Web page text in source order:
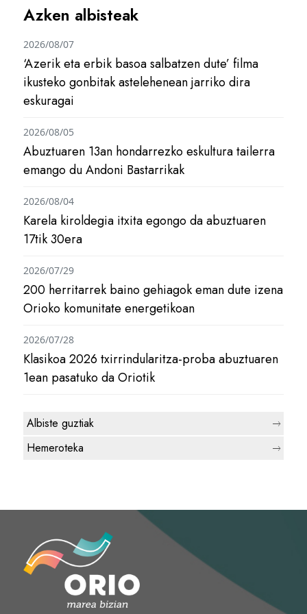
Azken albisteak
‘Azerik eta erbik basoa salbatzen dute’ filma
ikusteko gonbitak astelehenean jarriko dira
eskuragai
2026/08/07
Abuztuaren 13an hondarrezko eskultura tailerra
emango du Andoni Bastarrikak
2026/08/05
Karela kiroldegia itxita egongo da abuztuaren
17tik 30era
2026/08/04
200 herritarrek baino gehiagok eman dute izena
Orioko komunitate energetikoan
2026/07/29
Klasikoa 2026 txirrindularitza-proba abuztuaren
1ean pasatuko da Oriotik
2026/07/28
Albiste guztiak
Hemeroteka